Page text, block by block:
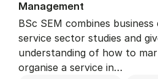
Man­age­ment
BSc SEM combines
service sector studies and
understanding of how to
organise a service in…